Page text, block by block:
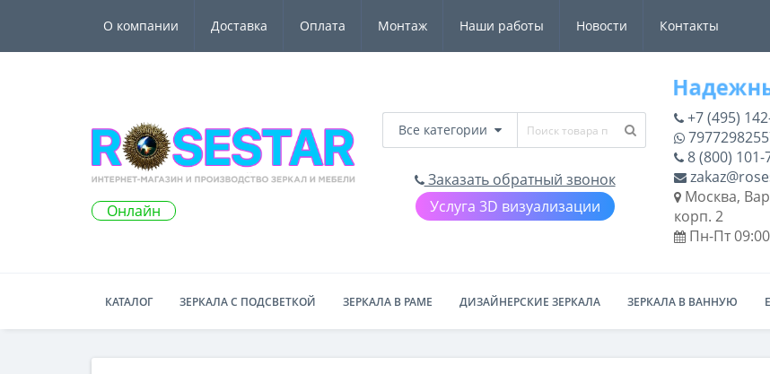
О компании Доставка Оплата Монтаж Наши работы Новости Контакты
Онлайн
Все категории
Заказать обратный звонок
Услуга 3D визуализации
+7 (495)
8 (800) 101-
Москва,
корп. 2
Пн-Пт
КАТАЛОГ ЗЕРКАЛА С ПОДСВЕТКОЙ ЗЕРКАЛА В РАМЕ ДИЗАЙНЕРСКИЕ ЗЕРКАЛА ЗЕРКАЛА В ВАННУЮ